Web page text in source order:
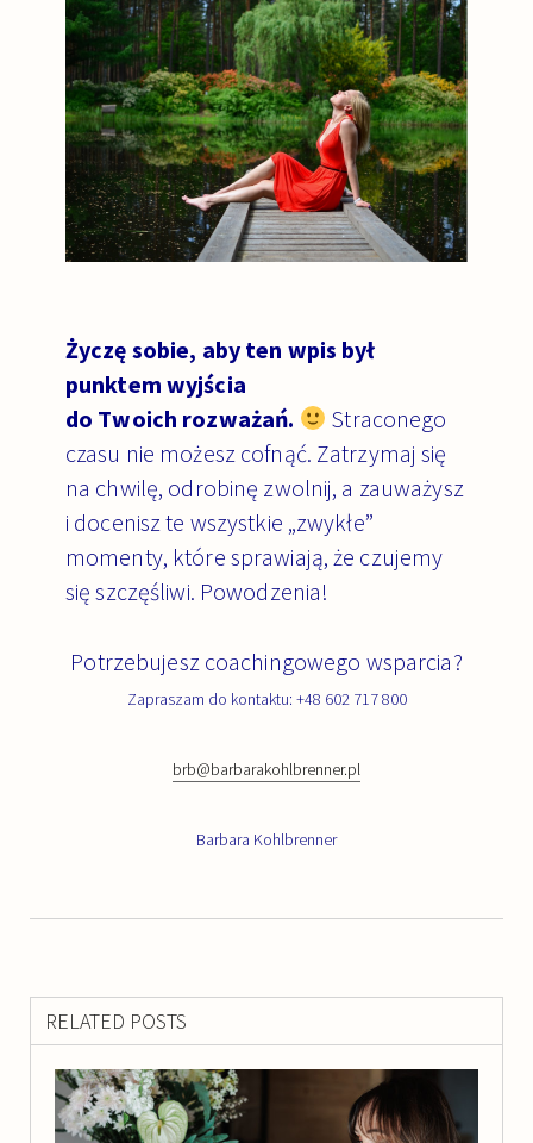
Życzę sobie, aby ten wpis był
punktem wyjścia
do Twoich rozważań.
Straconego
czasu nie możesz cofnąć. Zatrzymaj się
na chwilę, odrobinę zwolnij, a zauważysz
i docenisz te wszystkie „zwykłe”
momenty, które sprawiają, że czujemy
się szczęśliwi. Powodzenia!
Potrzebujesz coachingowego wsparcia?
Zapraszam do kontaktu: +48 602 717 800
brb@barbarakohlbrenner.pl
Barbara Kohlbrenner
RELATED POSTS